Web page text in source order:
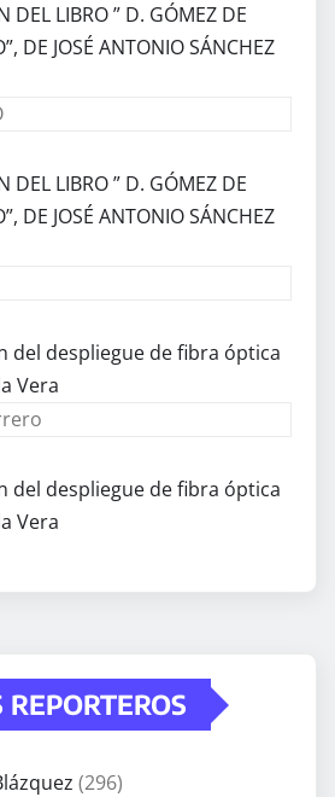
DEL LIBRO ” D. GÓMEZ DE
DE JOSÉ ANTONIO SÁNCHEZ
DEL LIBRO ” D. GÓMEZ DE
DE JOSÉ ANTONIO SÁNCHEZ
del despliegue de fibra óptica
Vera
del despliegue de fibra óptica
Vera
REPORTEROS
(296)